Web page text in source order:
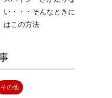
い・・・そんなときに
はこの方法
その他